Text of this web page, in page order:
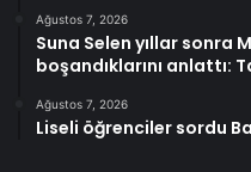
Ağustos 7, 2026
Suna Selen yıllar sonra
boşandıklarını anlattı:
Ağustos 7, 2026
Liseli öğrenciler sordu